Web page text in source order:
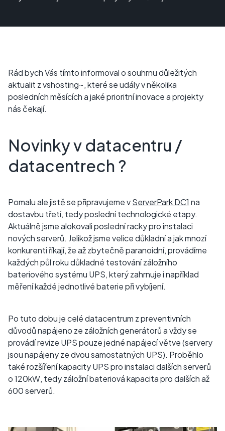
Rád bych Vás tímto informoval o souhrnu důležitých
aktualit z vshosting~, které se udály v několika
posledních měsících a jaké prioritní inovace a projekty
nás čekají.
Novinky v datacentru /
datacentrech ?
Pomalu ale jistě se připravujeme vServerPark DC1 na
dostavbu třetí, tedy poslední technologické etapy.
Aktuálně jsme alokovali poslední racky pro instalaci
nových serverů. Jelikož jsme velice důkladní a jak mnozí
konkurenti říkají, že až zbytečně paranoidní, provádíme
každých půl roku důkladné testování záložního
bateriového systému UPS, který zahrnuje i například
měření každé jednotlivé baterie při vybíjení.
Po tuto dobu je celé datacentrum z preventivních
důvodů napájeno ze záložních generátorů a vždy se
provádí revize UPS pouze jedné napájecí větve (servery
jsou napájeny ze dvou samostatných UPS). Proběhlo
také rozšíření kapacity UPS pro instalaci dalších serverů
o 120kW, tedy záložní bateriová kapacita pro dalších až
600 serverů.